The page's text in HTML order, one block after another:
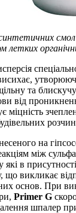
смол
летких
та
від
міцність
на
між
в
що викликає
основ. При
Primer G
шпалер